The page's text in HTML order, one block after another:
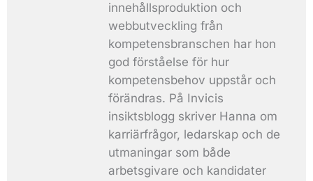
innehållsproduktion och
webbutveckling från
kompetensbranschen har hon
god förståelse för hur
kompetensbehov uppstår och
förändras. På Invicis
insiktsblogg skriver Hanna om
karriärfrågor, ledarskap och de
utmaningar som både
arbetsgivare och kandidater